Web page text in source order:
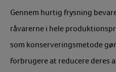
Gennem hurtig frysning
råvarerne i hele
som konserveringsmetode
forbrugere at reducere deres